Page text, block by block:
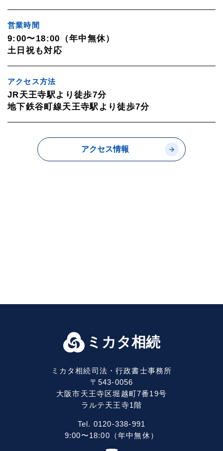
営業時間
9:00〜18:00（年中無休）
土日祝も対応
アクセス方法
JR天王寺駅より徒歩7分
地下鉄谷町線天王寺駅より徒歩7分
アクセス情報
ミカタ相続
ミカタ相続司法・行政書士事務所
〒543-0056
大阪市天王寺区堀越町7番19号
ラルテ天王寺1階
Tel. 0120-338-991
9:00〜18:00（年中無休）